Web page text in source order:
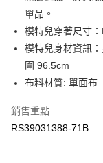
臺灣中小企業銀行
匯豐（台灣）商業銀
聯邦商業銀行
元大商業銀行
玉山商業銀行
台新國際商業銀行
國泰世華商業銀行
臺灣中小企業銀行
匯豐（台灣）商業銀
元大商業銀行
玉山商業銀行
台灣樂天信用卡公司
街口支付
運送方式
限時免運活動
限時運費優惠-離島
單品。
模特兒穿著尺寸
模特兒身材資訊
圍 96.5cm
布料材質: 單面布
銷售重點
RS39031388-71B